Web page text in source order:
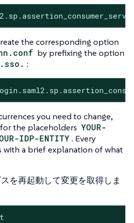
the corresponding option
by prefixing the option
:
you need to change,
the placeholders YOUR-
IDP-ENTITY . Every
with a brief explanation of what
を再起動して変更を取得しま